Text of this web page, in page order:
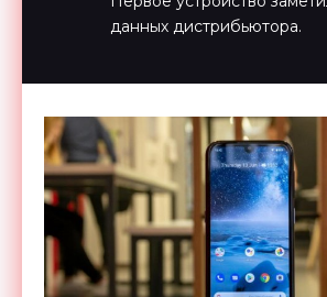
данных дистрибьютора.